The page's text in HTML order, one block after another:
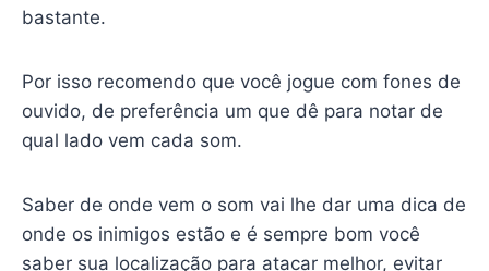
bastante.
Por isso recomendo que você jogue com fones de
ouvido, de preferência um que dê para notar de
qual lado vem cada som.
Saber de onde vem o som vai lhe dar uma dica de
onde os inimigos estão e é sempre bom você
saber sua localização para atacar melhor, evitar